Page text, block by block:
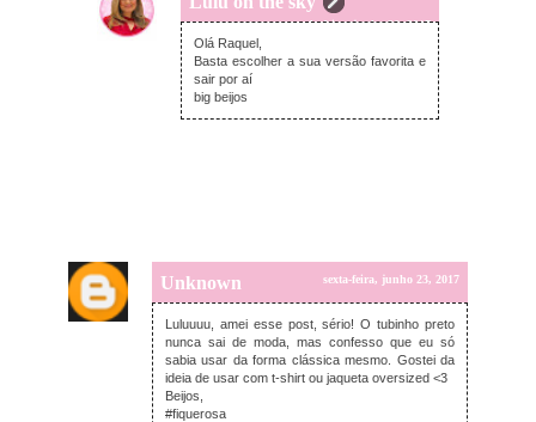
segunda-feira, junho 26, 2017
Olá Raquel,
Basta escolher a sua versão favorita e
sair por aí
big beijos
Unknown sexta-feira, junho 23, 2017
Luluuuu, amei esse post, sério! O tubinho preto
nunca sai de moda, mas confesso que eu só
sabia usar da forma clássica mesmo. Gostei da
ideia de usar com t-shirt ou jaqueta oversized <3
Beijos,
#fiquerosa